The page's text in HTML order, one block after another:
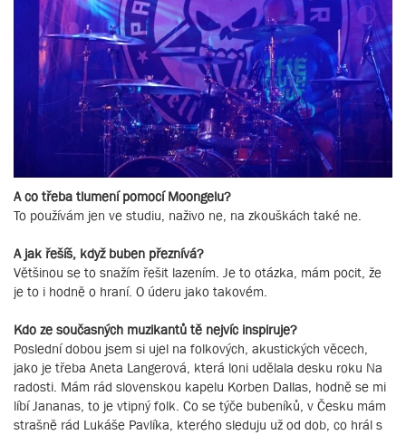
A co třeba tlumení pomocí Moongelu?
To používám jen ve studiu, naživo ne, na zkouškách také ne.
A jak řešíš, když buben přeznívá?
Většinou se to snažím řešit lazením. Je to otázka, mám pocit, že
je to i hodně o hraní. O úderu jako takovém.
Kdo ze současných muzikantů tě nejvíc inspiruje?
Poslední dobou jsem si ujel na folkových, akustických věcech,
jako je třeba Aneta Langerová, která loni udělala desku roku Na
radosti. Mám rád slovenskou kapelu Korben Dallas, hodně se mi
líbí Jananas, to je vtipný folk. Co se týče bubeníků, v Česku mám
strašně rád Lukáše Pavlíka, kterého sleduju už od dob, co hrál s